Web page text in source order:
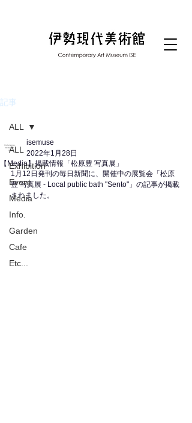
記事
ALL
Exhibition
Event
Media
Info.
Garden
Cafe
Etc...
ALL
【Media】掲載情報「松原豊 写真展」
isemuse
2022年1月28日
1月12日発刊の毎日新聞に、開催中の展覧会「松原
豊 写真展 - Local public bath "Sento"」の記事が掲載
されました。